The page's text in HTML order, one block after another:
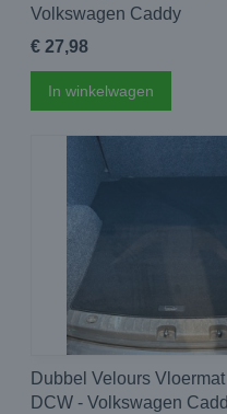
Volkswagen Caddy
€ 27,98
In winkelwagen
Dubbel Velours
DCW - Volkswagen